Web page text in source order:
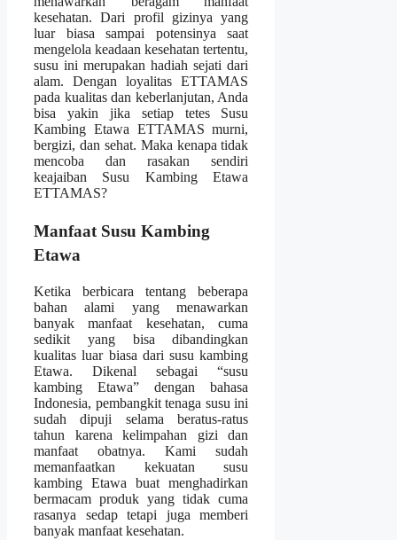
kesehatan. Dari profil gizinya yang
luar biasa sampai potensinya saat
mengelola keadaan kesehatan tertentu,
susu ini merupakan hadiah sejati dari
alam. Dengan loyalitas ETTAMAS
pada kualitas dan keberlanjutan, Anda
bisa yakin jika setiap tetes Susu
Kambing Etawa ETTAMAS murni,
bergizi, dan sehat. Maka kenapa tidak
mencoba dan rasakan sendiri
keajaiban Susu Kambing Etawa
ETTAMAS?
Manfaat Susu Kambing
Etawa
Ketika berbicara tentang beberapa
bahan alami yang menawarkan
banyak manfaat kesehatan, cuma
sedikit yang bisa dibandingkan
kualitas luar biasa dari susu kambing
Etawa. Dikenal sebagai “susu
kambing Etawa” dengan bahasa
Indonesia, pembangkit tenaga susu ini
sudah dipuji selama beratus-ratus
tahun karena kelimpahan gizi dan
manfaat obatnya. Kami sudah
memanfaatkan kekuatan susu
kambing Etawa buat menghadirkan
bermacam produk yang tidak cuma
rasanya sedap tetapi juga memberi
banyak manfaat kesehatan.